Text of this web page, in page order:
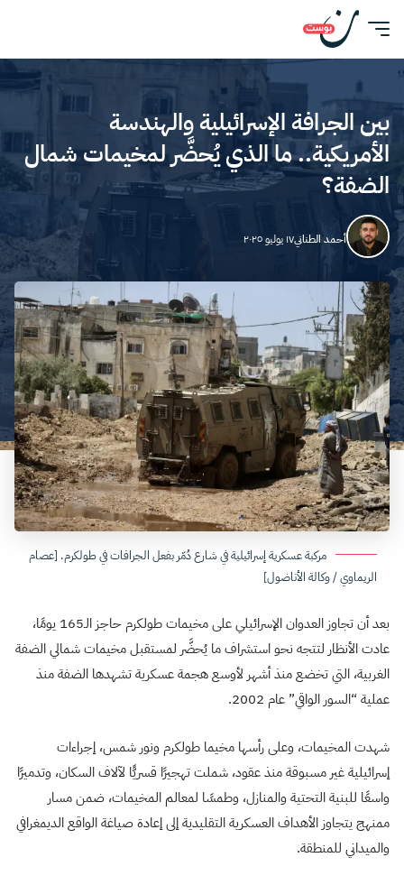
بين الجرافة الإسرائيلية والهندسة
الأمريكية.. ما الذي يُحضَّر لمخيمات شمال
الضفة؟
أحمد الطناني١٧ يوليو ٢٠٢٥
مركبة عسكرية إسرائيلية في شارع دُمّر بفعل الجرافات في طولكرم. [عصام
الريماوي / وكالة الأناضول]
بعد أن تجاوز العدوان الإسرائيلي على مخيمات طولكرم حاجز الـ165 يومًا،
عادت الأنظار لتتجه نحو استشراف ما يُحضَّر لمستقبل مخيمات شمالي الضفة
الغربية، التي تخضع منذ أشهر لأوسع هجمة عسكرية تشهدها الضفة منذ
عملية “السور الواقي” عام 2002.
شهدت المخيمات، وعلى رأسها مخيما طولكرم ونور شمس، إجراءات
إسرائيلية غير مسبوقة منذ عقود، شملت تهجيرًا قسريًّا لآلاف السكان، وتدميرًا
واسعًا للبنية التحتية والمنازل، وطمسًا لمعالم المخيمات، ضمن مسار
ممنهج يتجاوز الأهداف العسكرية التقليدية إلى إعادة صياغة الواقع الديمغرافي
والميداني للمنطقة.